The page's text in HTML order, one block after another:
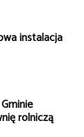
instalacja
rolniczą